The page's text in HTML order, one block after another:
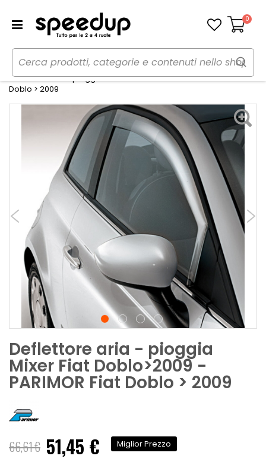
Carrello
0
Home Auto Accessori esterni auto
Deflettori
Deflettore aria - pioggia Mixer Fiat Doblo>2009 - PARIMOR Fiat
Doblo > 2009
Deflettore aria - pioggia
Mixer Fiat Doblo>2009 -
PARIMOR Fiat Doblo > 2009
66,61 € Prezzo
speciale
51,45 € Miglior Prezzo